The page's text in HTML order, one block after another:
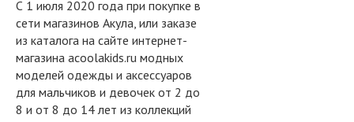
С 1 июля 2020 года при покупке в
сети магазинов Акула, или заказе
из каталога на сайте интернет-
магазина acoolakids.ru модных
моделей одежды и аксессуаров
для мальчиков и девочек от 2 до
8 и от 8 до 14 лет из коллекций